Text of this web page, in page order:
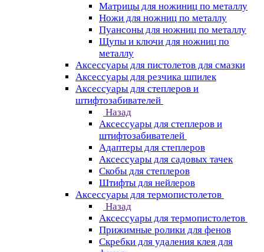
Матрицы для ножиниц по металлу
Ножи для ножниц по металлу
Пуансоны для ножниц по металлу
Щупы и ключи для ножниц по
металлу
Аксессуары для пистолетов для смазки
Аксессуары для резчика шпилек
Аксессуары для степлеров и
штифтозабивателей
Назад
Аксессуары для степлеров и
штифтозабивателей
Адаптеры для степлеров
Аксессуары для садовых тачек
Скобы для степлеров
Штифты для нейлеров
Аксессуары для термопистолетов
Назад
Аксессуары для термопистолетов
Прижимные ролики для фенов
Скребки для удаления клея для